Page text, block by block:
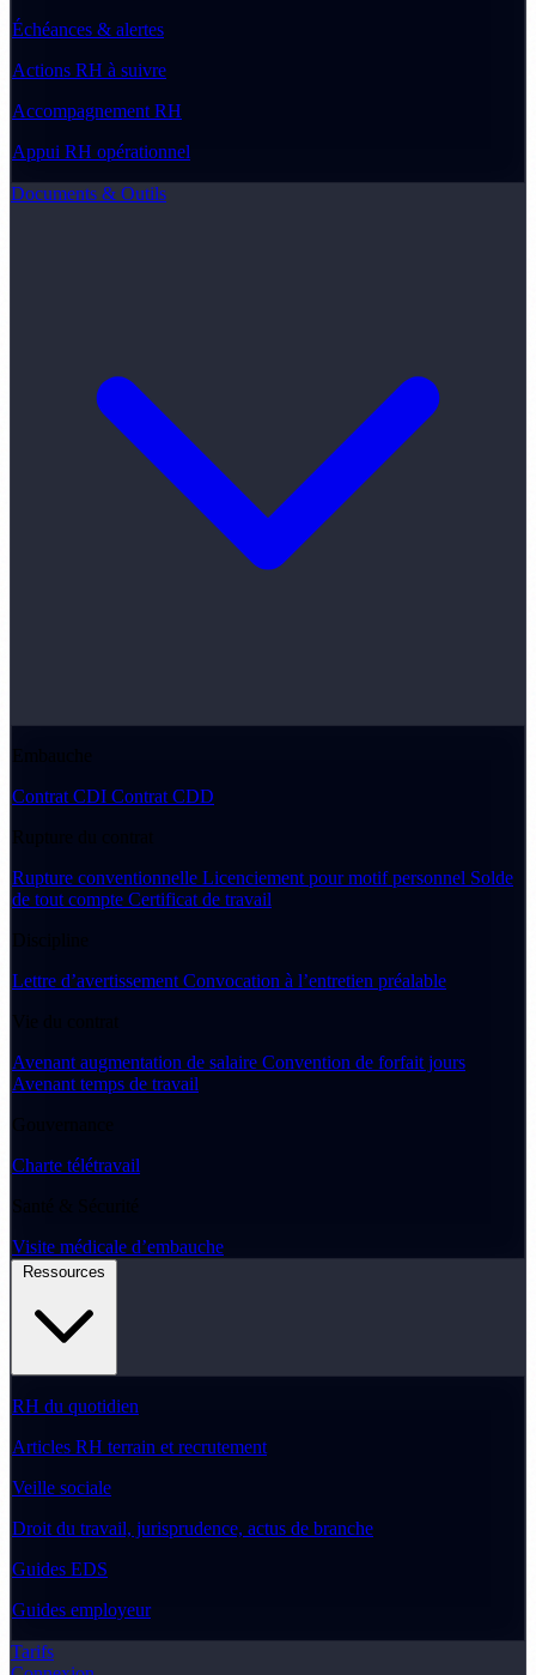
Échéances & alertes
Actions RH à suivre
Accompagnement RH
Appui RH opérationnel
Documents & Outils
Embauche
Contrat CDI Contrat CDD
Rupture du contrat
Rupture conventionnelle Licenciement pour motif personnel Solde
de tout compte Certificat de travail
Discipline
Lettre d’avertissement Convocation à l’entretien préalable
Vie du contrat
Avenant augmentation de salaire Convention de forfait jours
Avenant temps de travail
Gouvernance
Charte télétravail
Santé & Sécurité
Visite médicale d’embauche
RH du quotidien
Articles RH terrain et recrutement
Veille sociale
Droit du travail, jurisprudence, actus de branche
Guides EDS
Guides employeur
Tarifs